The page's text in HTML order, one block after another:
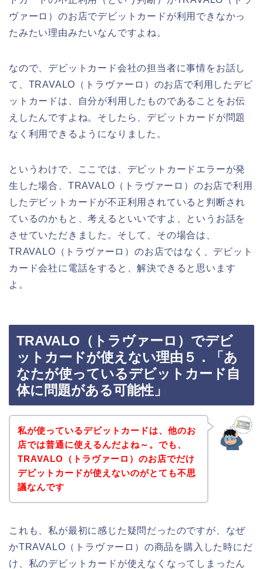
ヴァーロ）のお店でデビットカードが利用できなかっ
たみたい理由みたいなんですよね。
なので、デビットカード会社の担当者に事情をお話し
て、TRAVALO（トラヴァーロ）のお店で利用したデビ
ットカードは、自分が利用したものであることをお伝
えしたんですよね。そしたら、デビットカードが問題
なく利用できるようになりました。
というわけで、ここでは、デビットカードエラーが発
生した場合、TRAVALO（トラヴァーロ）のお店で利用
したデビットカードが不正利用されていると判断され
ているのかもと、考えるといいですよ、というお話を
させていただきました。そして、その場合は、
TRAVALO（トラヴァーロ）のお店ではなく、デビット
カード会社に電話をすると、解決できると思います
よ。
TRAVALO（トラヴァーロ）でデビ
ットカードが使えない理由５．「あ
なたが使っているデビットカード自
体に問題がある可能性」
私が使っているデビットカードは、他のお
店では普通に使えるんだよね～。でも、
TRAVALO（トラヴァーロ）のお店でだけ
デビットカードが使えないのがとても不思
議なんです
これも、私が最初に感じた疑問だったのですが、なぜ
かTRAVALO（トラヴァーロ）の商品を購入した時にだ
け、私のデビットカードが使えなくなってしまったん